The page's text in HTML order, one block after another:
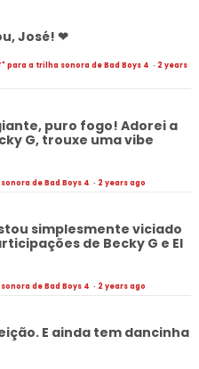
José! ❤
para a trilha sonora de Bad Boys 4 · 2 years
puro fogo! Adorei a
G, trouxe uma vibe
de Bad Boys 4 · 2 years ago
simplesmente viciado
de Becky G e El
de Bad Boys 4 · 2 years ago
E ainda tem dancinha